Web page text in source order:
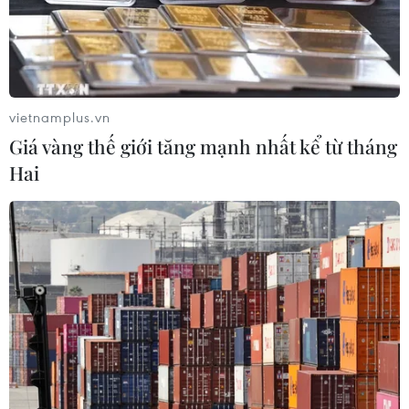
Tỉnh Tuyên Quang còn 578 cơ sở giáo
dục sau sắp xếp trường lớp
03/08/2026 11:03
Trang bị kỹ năng, vốn tiếng Việt cho
trẻ em dân tộc thiểu số trước khi vào
lớp 1
03/08/2026 03:41
Thủ khoa Trường Quản trị Kinh
doanh bật mí bí quyết duy trì thành
tích xuất sắc
vietnamplus.vn
Giá vàng thế giới tăng mạnh nhất kể từ tháng
Hai